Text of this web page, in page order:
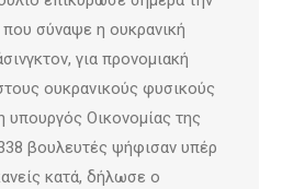
σύναψε η ουκρανική
για προνομιακή
ουκρανικούς φυσικούς
Οικονομίας της
βουλευτές ψήφισαν υπέρ
κατά, δήλωσε ο